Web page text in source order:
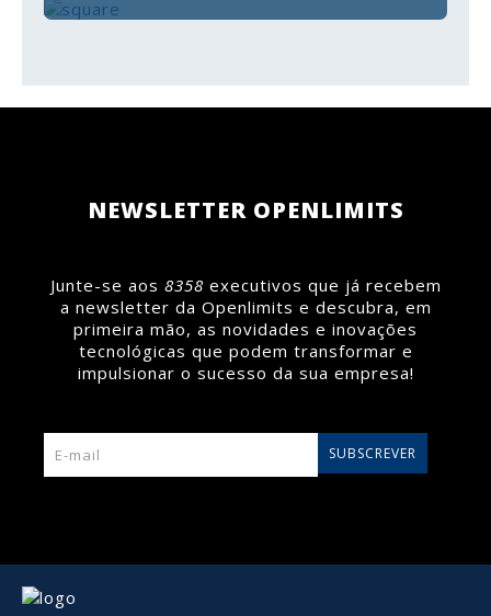
distinção PME EXCELÊNCIA, ao lado de empresas
que fazem da Região Metropolitana de Coimbra um
NEWSLETTER OPENLIMITS
Junte-se aos 8358 executivos que já recebem
a newsletter da Openlimits e descubra, em
primeira mão, as novidades e inovações
tecnológicas que podem transformar e
impulsionar o sucesso da sua empresa!
SUBSCREVER